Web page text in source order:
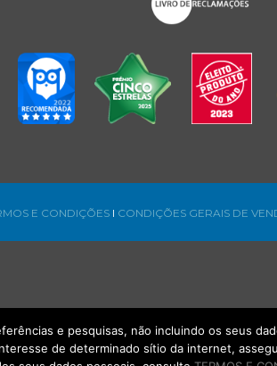
E CONDIÇÕES l CONDIÇÕES GERAIS DE
e pesquisas, não incluindo os seus
de determinado sítio da internet,